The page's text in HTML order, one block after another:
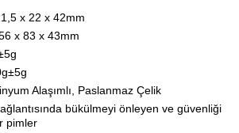
x 22 x 42mm
x 83 x 43mm
Alaşımlı, Paslanmaz Çelik
bükülmeyi önleyen ve güvenliği
pimler